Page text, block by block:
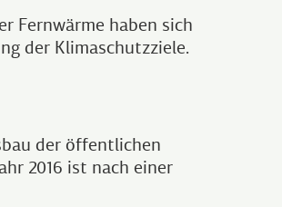
Fernwärme haben sich
der Klimaschutzziele.
der öffentlichen
2016 ist nach einer